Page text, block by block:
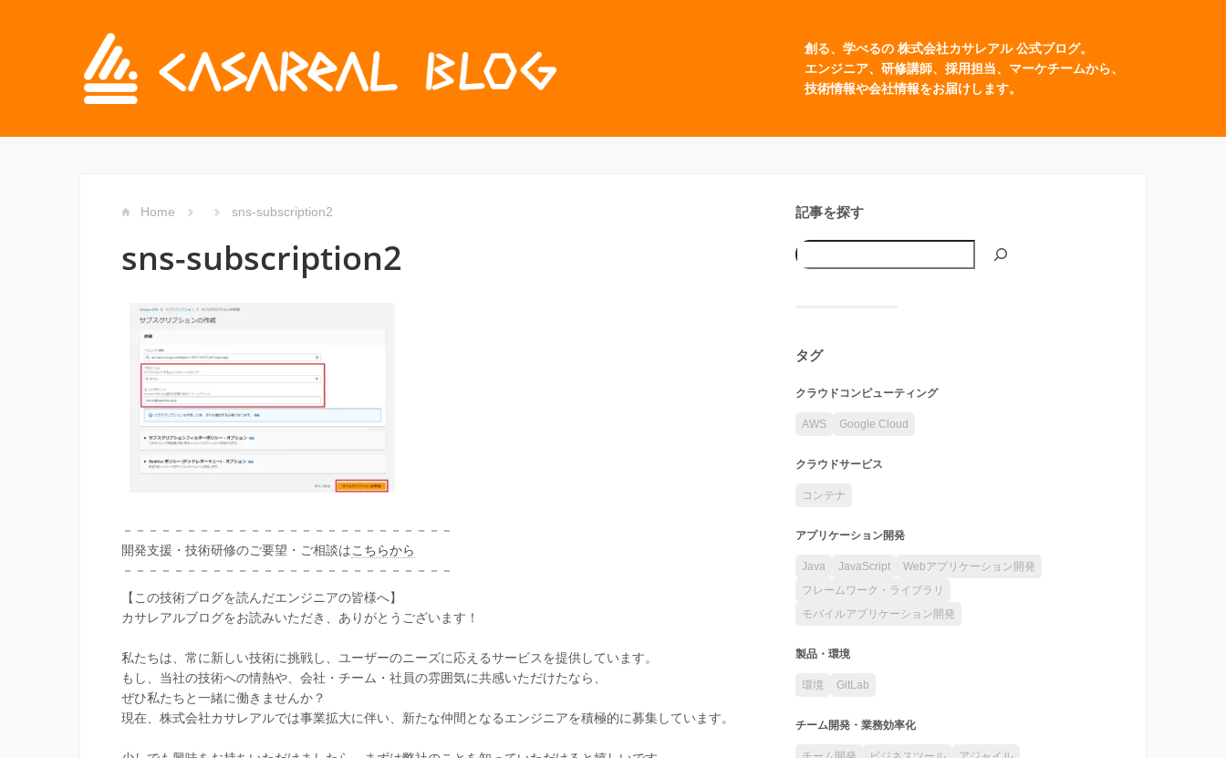
創る、学べるの 株式会社カサレアル 公式ブログ。
エンジニア、研修講師、採用担当、マーケチームから、
技術情報や会社情報をお届けします。
Home sns-subscription2
sns-subscription2
－－－－－－－－－－－－－－－－－－－－－－－－－－
開発支援・技術研修のご要望・ご相談はこちらから
－－－－－－－－－－－－－－－－－－－－－－－－－－
【この技術ブログを読んだエンジニアの皆様へ】
カサレアルブログをお読みいただき、ありがとうございます！
私たちは、常に新しい技術に挑戦し、ユーザーのニーズに応えるサービスを提供しています。
もし、当社の技術への情熱や、会社・チーム・社員の雰囲気に共感いただけたなら、
ぜひ私たちと一緒に働きませんか？
現在、株式会社カサレアルでは事業拡大に伴い、新たな仲間となるエンジニアを積極的に募集しています。
記事を探す
タグ
クラウドコンピューティング
AWS Google Cloud
クラウドサービス
コンテナ
アプリケーション開発
Java JavaScript
Webアプリケーション開発
フレームワーク・ライブラリ
モバイルアプリケーション開発
製品・環境
環境 GitLab
チーム開発・業務効率化